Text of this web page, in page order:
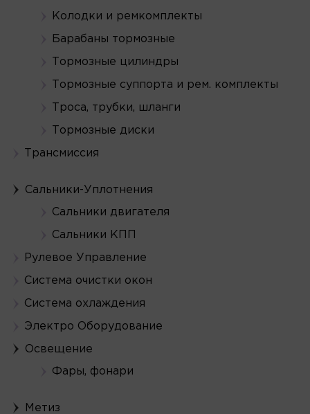
Колодки и ремкомплекты
Барабаны тормозные
Тормозные цилиндры
Тормозные суппорта и рем. комплекты
Троса, трубки, шланги
Тормозные диски
Трансмиссия
Сальники-Уплотнения
Сальники двигателя
Сальники КПП
Рулевое Управление
Система очистки окон
Система охлаждения
Электро Оборудование
Освещение
Фары, фонари
Метиз